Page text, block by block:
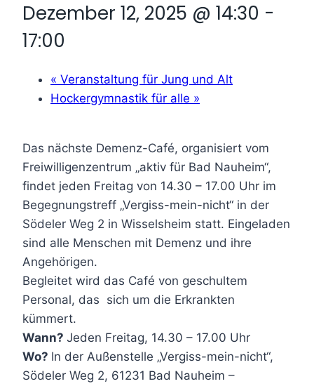
Dezember 12, 2025 @ 14:30 -
17:00
« Veranstaltung für Jung und Alt
Hockergymnastik für alle »
Das nächste Demenz-Café, organisiert vom
Freiwilligenzentrum „aktiv für Bad Nauheim“,
findet jeden Freitag von 14.30 – 17.00 Uhr im
Begegnungstreff „Vergiss-mein-nicht“ in der
Södeler Weg 2 in Wisselsheim statt. Eingeladen
sind alle Menschen mit Demenz und ihre
Angehörigen.
Begleitet wird das Café von geschultem
Personal, das sich um die Erkrankten
kümmert.
Wann? Jeden Freitag, 14.30 – 17.00 Uhr
Wo? In der Außenstelle „Vergiss-mein-nicht“,
Södeler Weg 2, 61231 Bad Nauheim –